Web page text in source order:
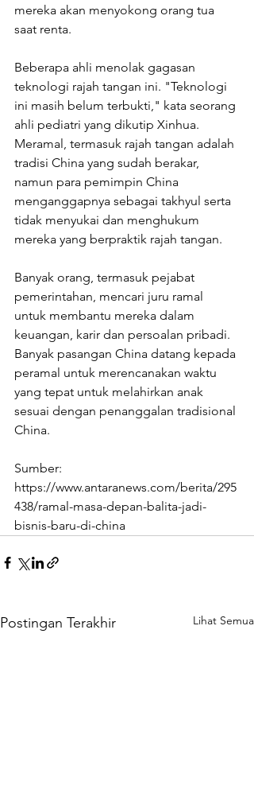
mereka akan menyokong orang tua
saat renta.
Beberapa ahli menolak gagasan
teknologi rajah tangan ini. "Teknologi
ini masih belum terbukti," kata seorang
ahli pediatri yang dikutip Xinhua.
Meramal, termasuk rajah tangan adalah
tradisi China yang sudah berakar,
namun para pemimpin China
menganggapnya sebagai takhyul serta
tidak menyukai dan menghukum
mereka yang berpraktik rajah tangan.
Banyak orang, termasuk pejabat
pemerintahan, mencari juru ramal
untuk membantu mereka dalam
keuangan, karir dan persoalan pribadi.
Banyak pasangan China datang kepada
peramal untuk merencanakan waktu
yang tepat untuk melahirkan anak
sesuai dengan penanggalan tradisional
China.
Sumber:
https://www.antaranews.com/berita/295
438/ramal-masa-depan-balita-jadi-
bisnis-baru-di-china
Postingan Terakhir Lihat Semua